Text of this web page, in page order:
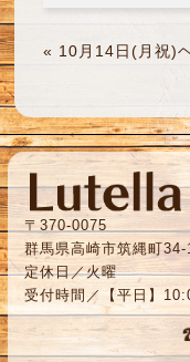
« 10月14日(月祝)
〒370-0075
群馬県高崎市筑縄町34-
定休日／火曜
受付時間／【平日】